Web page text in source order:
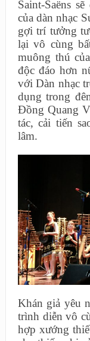
Saint-Saëns
của dàn nhạc
gợi trí tưởng
lại vô cùng
muông thú
độc đáo hơn
với Dàn nhạc
dụng trong
Đồng Quang
tác, cải tiến
lâm.
Khán giả yêu
trình diễn vô
hợp xướng